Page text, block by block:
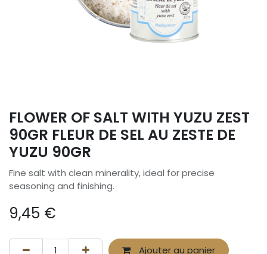
FLOWER OF SALT WITH YUZU ZEST
90GR FLEUR DE SEL AU ZESTE DE
YUZU 90GR
Fine salt with clean minerality, ideal for precise
seasoning and finishing.
9,45 €
Ajouter au panier